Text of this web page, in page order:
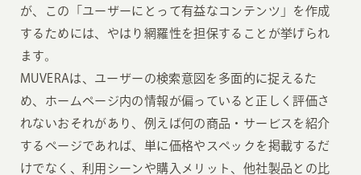
が、この「ユーザーにとって有益なコンテンツ」を作成
するためには、やはり網羅性を担保することが挙げられ
ます。
MUVERAは、ユーザーの検索意図を多面的に捉えるた
め、ホームページ内の情報が偏っていると正しく評価さ
れないおそれがあり、例えば何の商品・サービスを紹介
するページであれば、単に価格やスペックを掲載するだ
けでなく、利用シーンや購入メリット、他社製品との比